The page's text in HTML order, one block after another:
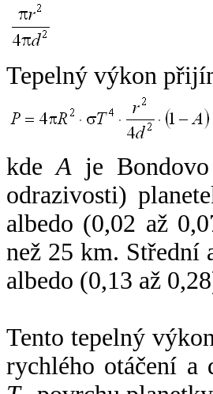
Tepelný výkon
kdeA je
odrazivosti)
albedo (0,02 až
než 25 km. Střední
albedo (0,13 až
Tento tepelný
rychlého otáčení a